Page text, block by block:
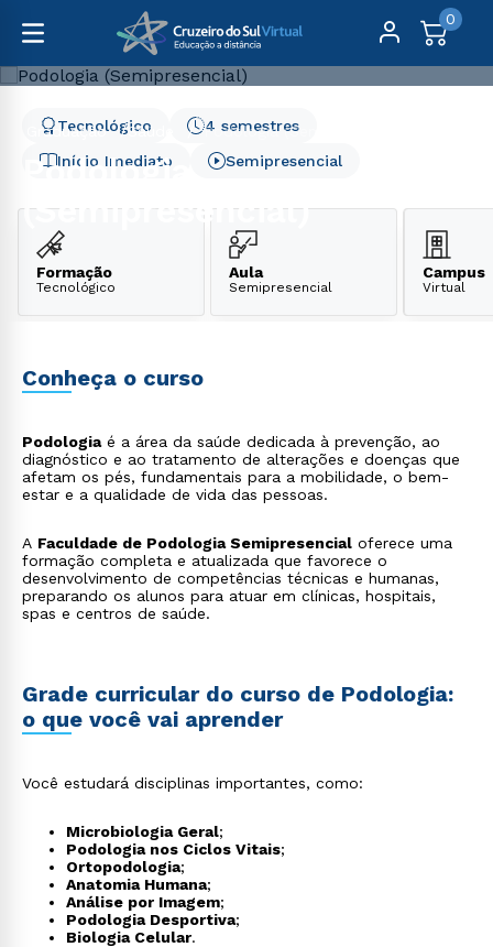
0
Graduação Saúde Podologia (Semipresencial)
Podologia
(Semipresencial)
Início Imediato
4 semestres
Tecnológico
Semipresencial
Formação
Tecnológico
Aula
Semipresencial
Campus
Virtual
Conheça o curso
Podologiaé a área da saúde dedicada à prevenção, ao
diagnóstico e ao tratamento de alterações e doenças que
afetam os pés, fundamentais para a mobilidade, o bem-
estar e a qualidade de vida das pessoas.
A Faculdade de Podologia Semipresencial oferece uma
formação completa e atualizada que favorece o
desenvolvimento de competências técnicas e humanas,
preparando os alunos para atuar em clínicas, hospitais,
spas e centros de saúde.
Grade curricular do curso de Podologia:
o que você vai aprender
Você estudará disciplinas importantes, como:
Microbiologia Geral;
Podologia nos Ciclos Vitais;
Ortopodologia;
Anatomia Humana;
Análise por Imagem;
Podologia Desportiva;
Biologia Celular.